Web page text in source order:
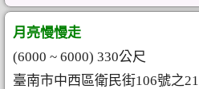
月亮慢慢走
(6000 ~ 6000) 330公尺
臺南市中西區衛民街106號之21